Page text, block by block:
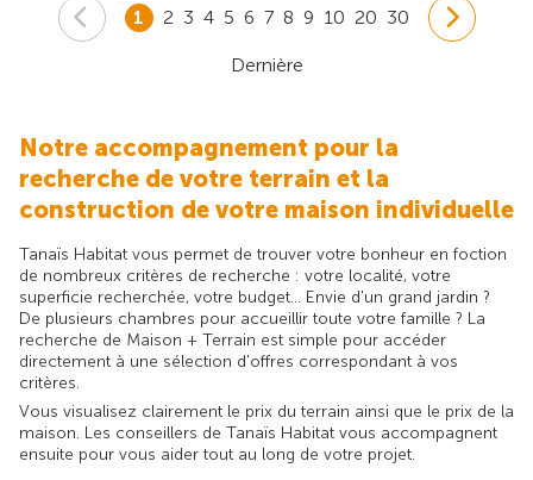
1 2 3 4 5 6 7 8 9 10 20 30
Dernière
Notre accompagnement pour la
recherche de votre terrain et la
construction de votre maison individuelle
Tanaïs Habitat vous permet de trouver votre bonheur en foction
de nombreux critères de recherche : votre localité, votre
superficie recherchée, votre budget... Envie d'un grand jardin ?
De plusieurs chambres pour accueillir toute votre famille ? La
recherche de Maison + Terrain est simple pour accéder
directement à une sélection d'offres correspondant à vos
critères.
Vous visualisez clairement le prix du terrain ainsi que le prix de la
maison. Les conseillers de Tanaïs Habitat vous accompagnent
ensuite pour vous aider tout au long de votre projet.